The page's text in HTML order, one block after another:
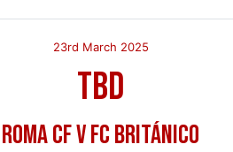
23rd March 2025
TBD
Roma CF v FC Británico